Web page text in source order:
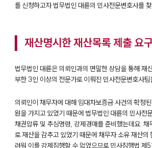
를 신청하고자 법무법인 대륜의 민사전문변호사를
재산명시한 재산목록 제출 요
법무법인 대륜은 의뢰인과의 면밀한 상담을 통해 재
부한 3인 이상의 전문가로 이뤄진 민사전문변호사
의뢰인이 채무자에 대해 임대차보증금 사건의 확정
원을 가지고 있었기 때문에 법무법인 대륜의 민사전
채권압류 및 추심명령, 강제경매를 준비했는데요. 채
로 재산을 감추고 있었기 때문에 채무자 소유 재산의
려워 이를 강제집행할 수 없었으므로 민사집행법 제